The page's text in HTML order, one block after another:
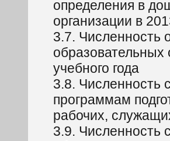
определения в
организации в
3.7. Численность
образовательных
учебного года
3.8. Численность
программам
рабочих,
3.9. Численность